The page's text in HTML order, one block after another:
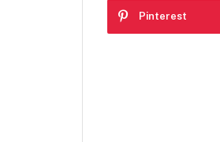
Pinterest